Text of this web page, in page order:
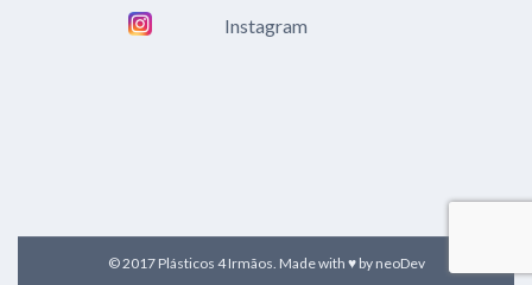
Instagram
© 2017 Plásticos 4 Irmãos. Made with ♥ by neoDev